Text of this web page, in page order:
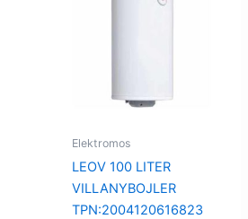
Elektromos
LEOV 100 LITER
VILLANYBOJLER
TPN:2004120616823